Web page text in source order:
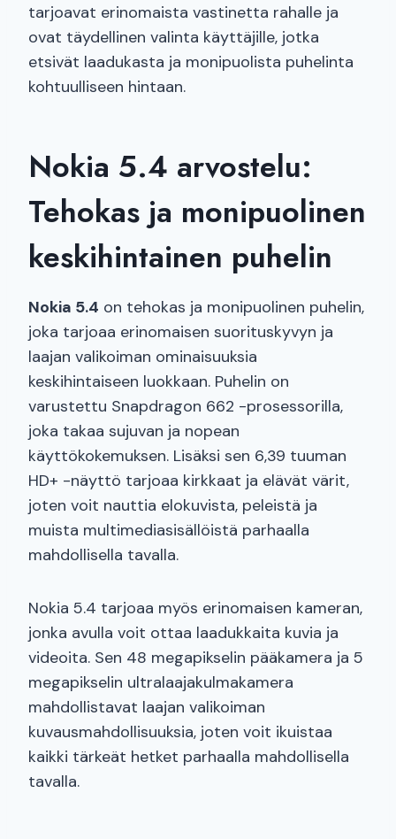
tarjoavat erinomaista vastinetta rahalle ja
ovat täydellinen valinta käyttäjille, jotka
etsivät laadukasta ja monipuolista puhelinta
kohtuulliseen hintaan.
Nokia 5.4 arvostelu:
Tehokas ja monipuolinen
keskihintainen puhelin
Nokia 5.4 on tehokas ja monipuolinen puhelin,
joka tarjoaa erinomaisen suorituskyvyn ja
laajan valikoiman ominaisuuksia
keskihintaiseen luokkaan. Puhelin on
varustettu Snapdragon 662 -prosessorilla,
joka takaa sujuvan ja nopean
käyttökokemuksen. Lisäksi sen 6,39 tuuman
HD+ -näyttö tarjoaa kirkkaat ja elävät värit,
joten voit nauttia elokuvista, peleistä ja
muista multimediasisällöistä parhaalla
mahdollisella tavalla.
Nokia 5.4 tarjoaa myös erinomaisen kameran,
jonka avulla voit ottaa laadukkaita kuvia ja
videoita. Sen 48 megapikselin pääkamera ja 5
megapikselin ultralaajakulmakamera
mahdollistavat laajan valikoiman
kuvausmahdollisuuksia, joten voit ikuistaa
kaikki tärkeät hetket parhaalla mahdollisella
tavalla.